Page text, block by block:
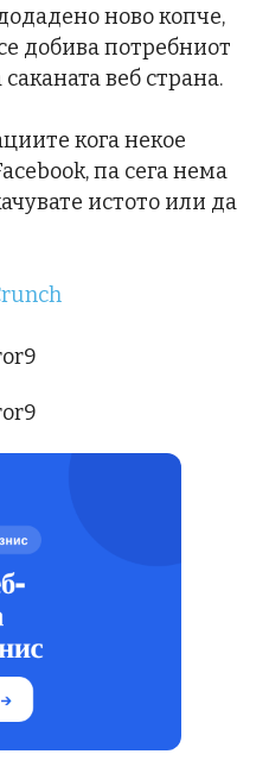
ново копче,
добива потребниот
веб страна.
кога некое
па сега нема
истото или да